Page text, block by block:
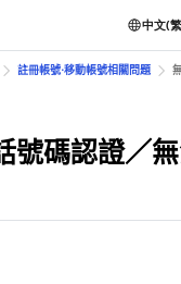
中文(
註冊帳號⋅移動帳號相關問題
號碼認證／